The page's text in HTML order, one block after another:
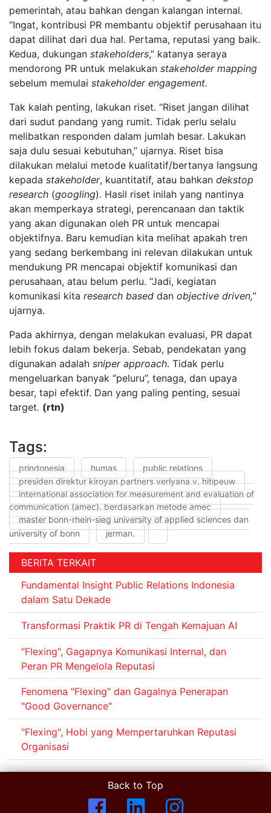
pemerintah, atau bahkan dengan kalangan internal.
“Ingat, kontribusi PR membantu objektif perusahaan itu
dapat dilihat dari dua hal. Pertama, reputasi yang baik.
Kedua, dukungan stakeholders,” katanya seraya
mendorong PR untuk melakukan stakeholder mapping
sebelum memulai stakeholder engagement.
Tak kalah penting, lakukan riset. “Riset jangan dilihat
dari sudut pandang yang rumit. Tidak perlu selalu
melibatkan responden dalam jumlah besar. Lakukan
saja dulu sesuai kebutuhan,” ujarnya. Riset bisa
dilakukan melalui metode kualitatif/bertanya langsung
kepada stakeholder, kuantitatif, atau bahkan dekstop
research (googling). Hasil riset inilah yang nantinya
akan memperkaya strategi, perencanaan dan taktik
yang akan digunakan oleh PR untuk mencapai
objektifnya. Baru kemudian kita melihat apakah tren
yang sedang berkembang ini relevan dilakukan untuk
mendukung PR mencapai objektif komunikasi dan
perusahaan, atau belum perlu. “Jadi, kegiatan
komunikasi kita research based dan objective driven,”
ujarnya.
Pada akhirnya, dengan melakukan evaluasi, PR dapat
lebih fokus dalam bekerja. Sebab, pendekatan yang
digunakan adalah sniper approach. Tidak perlu
mengeluarkan banyak “peluru”, tenaga, dan upaya
besar, tapi efektif. Dan yang paling penting, sesuai
target. (rtn)
Tags:
prindonesia humas
public relations
presiden direktur kiroyan partners verlyana v. hitipeuw
international association for measurement and evaluation of
communication (amec). berdasarkan metode amec
master bonn-rhein-sieg university of applied sciences dan
university of bonn
jerman.
BERITA TERKAIT
Fundamental Insight Public Relations Indonesia
dalam Satu Dekade
Transformasi Praktik PR di Tengah Kemajuan AI
"Flexing", Gagapnya Komunikasi Internal, dan
Peran PR Mengelola Reputasi
Fenomena "Flexing" dan Gagalnya Penerapan
"Good Governance"
"Flexing", Hobi yang Mempertaruhkan Reputasi
Organisasi
Back to Top